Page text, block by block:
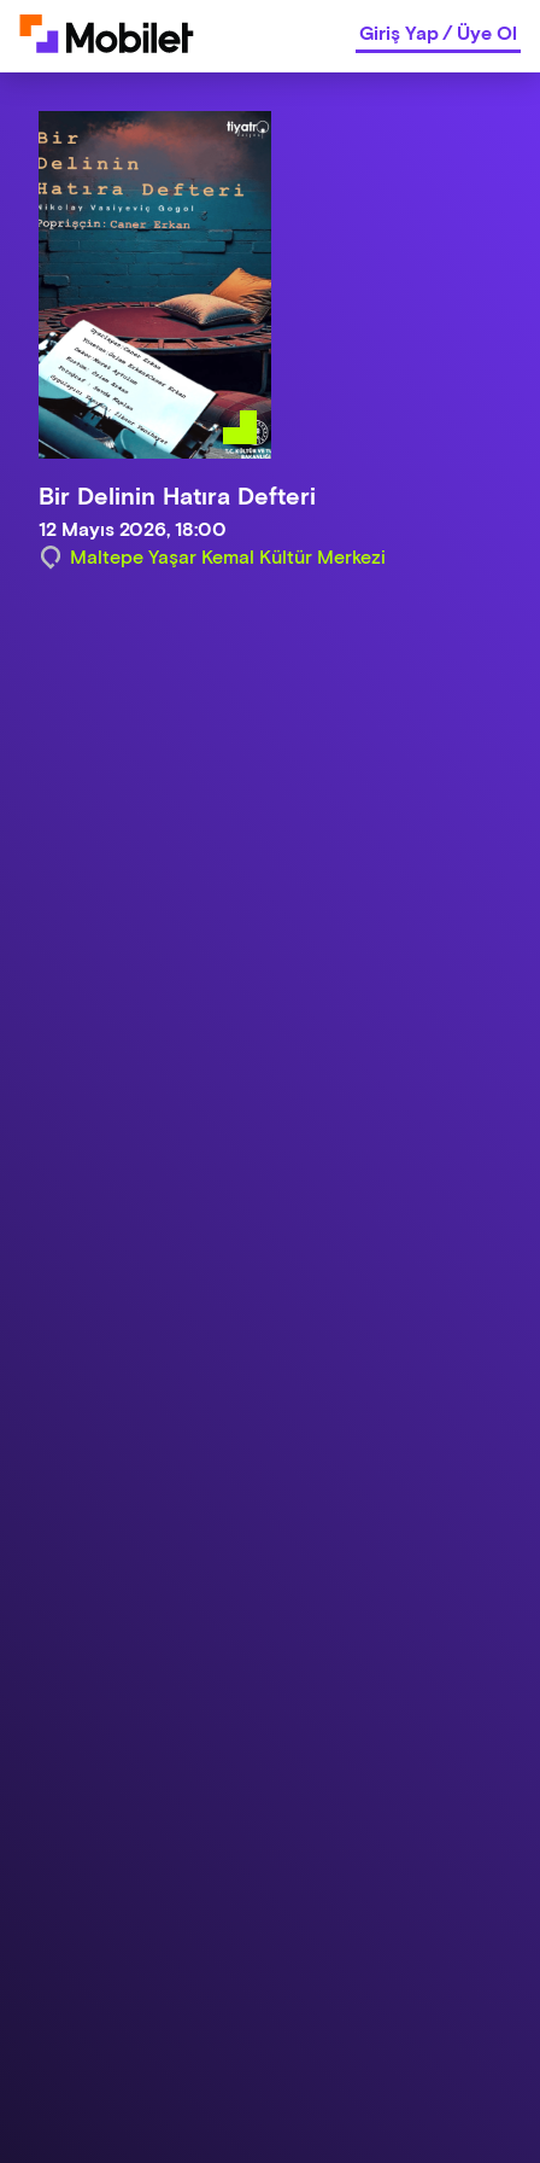
Giriş Yap/Üye Ol
Bir Delinin Hatıra Defteri
12 Mayıs 2026, 18:00
Maltepe Yaşar Kemal Kültür Merkezi